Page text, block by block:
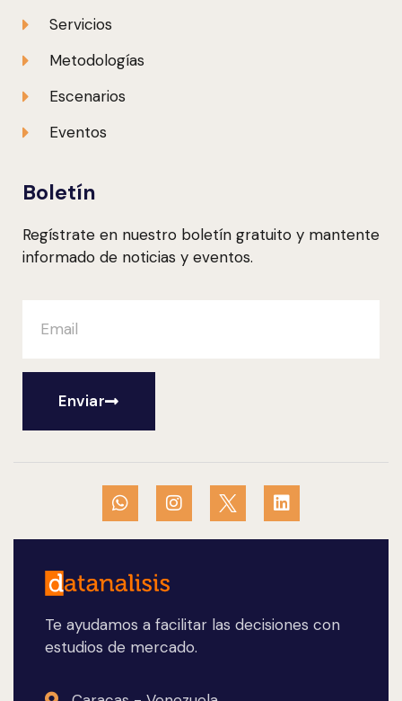
Te ayudamos a facilitar las decisiones con
estudios de mercado.
Servicios
Metodologías
Escenarios
Eventos
Boletín
Regístrate en nuestro boletín gratuito y mantente
informado de noticias y eventos.
Enviar